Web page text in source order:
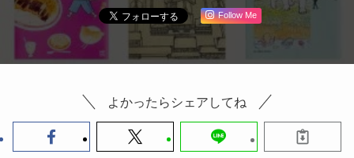
Follow Me
よかったらシェアしてね